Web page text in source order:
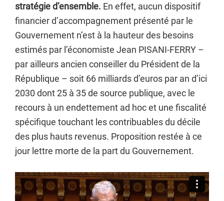
stratégie d’ensemble. En effet, aucun dispositif
financier d’accompagnement présenté par le
Gouvernement n’est à la hauteur des besoins
estimés par l’économiste Jean PISANI-FERRY –
par ailleurs ancien conseiller du Président de la
République – soit 66 milliards d’euros par an d’ici
2030 dont 25 à 35 de source publique, avec le
recours à un endettement ad hoc et une fiscalité
spécifique touchant les contribuables du décile
des plus hauts revenus. Proposition restée à ce
jour lettre morte de la part du Gouvernement.